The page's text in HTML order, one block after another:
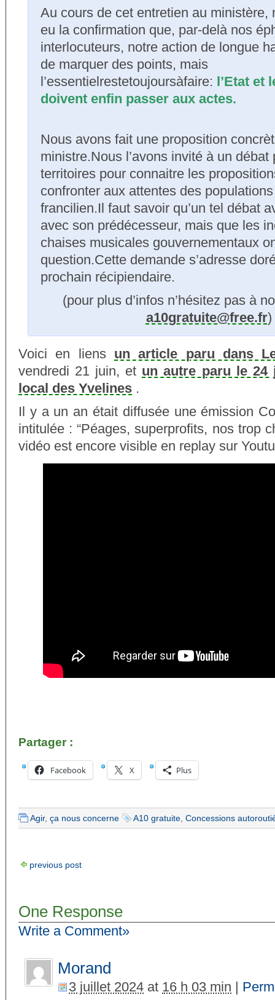
Au cours de cet entretien au ministère,
eu la confirmation que, par-delà nos
interlocuteurs, notre action de longue
de marquer des points, mais
l’essentielrestetoujoursàfaire: l’Etat et
doivent enfin passer aux actes.
Nous avons fait une proposition
ministre.Nous l’avons invité à un
territoires pour connaitre les
confronter aux attentes des
francilien.Il faut savoir qu’un tel débat
avec son prédécesseur, mais que les
chaises musicales gouvernementaux
question.Cette demande s’adresse
prochain récipiendaire.
(pour plus d’infos n’hésitez pas à
a10gratuite@free.fr)
Voici en liens un article paru dans
vendredi 21 juin, et un autre paru le 24
local des Yvelines .
Il y a un an était diffusée une émission
intitulée : “Péages, superprofits, nos trop
vidéo est encore visible en replay sur
Partager :
Facebook X Plus
Agir, ça nous concerne A10 gratuite Concessions
previous post
One Response
Write a Comment»
Morand
3 juillet 2024 at 16 h 03 min |